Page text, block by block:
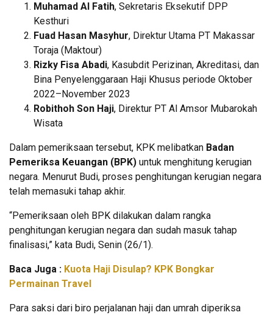
Muhamad Al Fatih, Sekretaris Eksekutif DPP
Kesthuri
Fuad Hasan Masyhur, Direktur Utama PT Makassar
Toraja (Maktour)
Rizky Fisa Abadi, Kasubdit Perizinan, Akreditasi, dan
Bina Penyelenggaraan Haji Khusus periode Oktober
2022–November 2023
Robithoh Son Haji, Direktur PT Al Amsor Mubarokah
Wisata
Dalam pemeriksaan tersebut, KPK melibatkan Badan
Pemeriksa Keuangan (BPK) untuk menghitung kerugian
negara. Menurut Budi, proses penghitungan kerugian negara
telah memasuki tahap akhir.
“Pemeriksaan oleh BPK dilakukan dalam rangka
penghitungan kerugian negara dan sudah masuk tahap
finalisasi,” kata Budi, Senin (26/1).
Baca Juga : Kuota Haji Disulap? KPK Bongkar
Permainan Travel
Para saksi dari biro perjalanan haji dan umrah diperiksa